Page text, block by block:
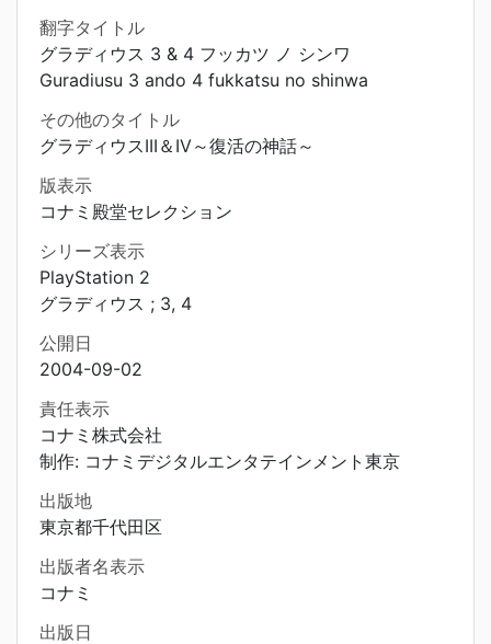
翻字タイトル
グラディウス 3 & 4 フッカツ ノ シンワ
Guradiusu 3 ando 4 fukkatsu no shinwa
その他のタイトル
グラディウスIII＆IV～復活の神話～
版表示
コナミ殿堂セレクション
シリーズ表示
PlayStation 2
グラディウス ; 3, 4
公開日
2004-09-02
責任表示
コナミ株式会社
制作: コナミデジタルエンタテインメント東京
出版地
東京都千代田区
出版者名表示
コナミ
出版日